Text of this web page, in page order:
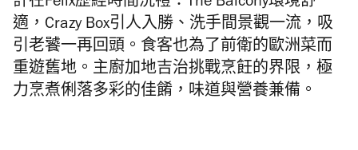
計在Felix歷經時間洗禮：The Balcony環境舒
適，Crazy Box引人入勝、洗手間景觀一流，吸
引老饕一再回頭。食客也為了前衛的歐洲菜而
重遊舊地。主廚加地吉治挑戰烹飪的界限，極
力烹煮俐落多彩的佳餚，味道與營養兼備。